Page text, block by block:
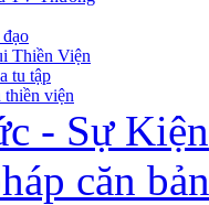
Thiền Viện
tu tập
thiền viện
- Sự Kiện
căn bản